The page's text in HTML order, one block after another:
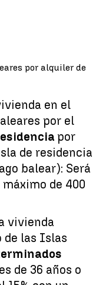
por alquiler de
en el
por el
por
de residencia
balear): Será
de 400
vivienda
las Islas
de 36 años o